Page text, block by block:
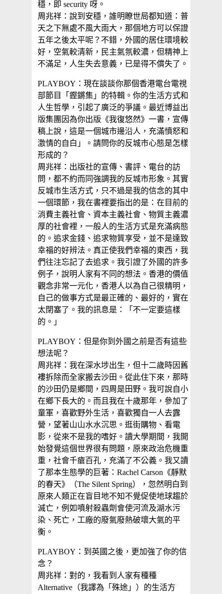
穩，即 security 呀。
周兆祥：說到安穩，誰明瞭世局都知道：普
天之下無處不風大雨大，那個地方可以保證
五年之後太平呢？不錯，外國的居住環境較
好，空氣較清新，民主氣氛較濃，但精神上
不滿足，人生失去意義，已是得不償失了。
PLAYBOY：現在談談你那個香港電台電視
部節目「鏗鏘集」的特輯。你的生活方式和
人生哲學，引起了廣泛的爭議。最近博益出
版集團因為你出版《我復悠然》一書，宣傳
稿上說，這是一個城市邊沿人，充滿憤怒和
激情的自白」。請問你的反城市心態是怎樣
形成的？
周兆祥：出版社的宣傳、書評、電台的訪
問，都不約而同強調我的反城市形象。其實
反城市生活方式，只不過是我的信念的其中
一個環節，我在書裡要指出的是：在目前的
消費主義社會、資本主義社會、物質主義濃
厚的社會裡，一般人的生活方式是充滿病態
的。追求金錢、追求物質享受，並不是達致
幸福的好辨法。真正使我們幸福的東西，我
們往注忘記了去追求。我引證了外國的許多
例子，說明人家有不同的想法。香港的價值
觀念非常一元化，香港人以為自己很精明，
自己的做事方式是最正確的、最好的，實在
太閉塞了。我的訊息是：「不一定要這樣
的。」
PLAYBOY：但是你到外國之前是否有這些
想法呢？
周兆祥：我在深水埗出生，但十二歲時因舊
褸拆除而全家搬去沙田。從此住下來，那時
的沙田仍是鄉間，四周是田野。我可說自小
在鄉下長大的。而且我在十歲那年，參加了
童軍，喜歡野外生活，喜歡獨自一人去露
營，望著山山水水沉思。逛街購物、看電
影，從來不是我的嗜好。讀大學期間，我開
始發覺這個世界很有問題，原來政治危機重
重，社會千瘡百孔，充滿了不公義。我又讀
了那本生態學的巨著：Rachel Carson《靜默
的春天》（The Silent Spring），忽然明白到
原來人類正在盲目地不知不覺促使地球趨於
滅亡，例如噴射殺蟲劑會使河流及湖水污
染、死亡，工廠的廢氣廢熱破壞大氣的平
衡。
PLAYBOY：到英國之後，更加強了你的信
念？
周兆祥：對的，我看到人家有種種
Alternative（我譯為「殊途」）的生活方